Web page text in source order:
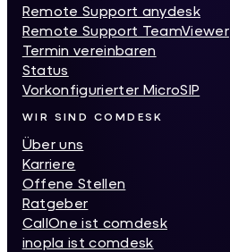
Remote Support anydesk
Remote Support TeamViewer
Termin vereinbaren
Status
Vorkonfigurierter MicroSIP
WIR SIND COMDESK
Über uns
Karriere
Offene Stellen
Ratgeber
CallOne ist comdesk
inopla ist comdesk